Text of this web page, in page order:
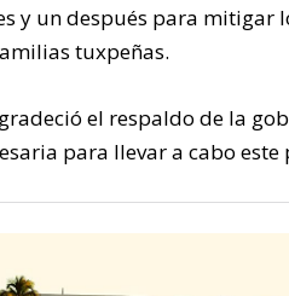
y un después para mitigar
tuxpeñas.
el respaldo de la
para llevar a cabo este